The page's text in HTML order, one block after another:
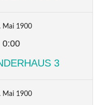
Mai 1900
0:00
3
Mai 1900